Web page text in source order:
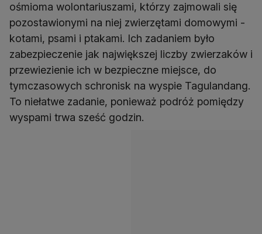
ośmioma wolontariuszami, którzy zajmowali się
pozostawionymi na niej zwierzętami domowymi -
kotami, psami i ptakami. Ich zadaniem było
zabezpieczenie jak największej liczby zwierzaków i
przewiezienie ich w bezpieczne miejsce, do
tymczasowych schronisk na wyspie Tagulandang.
To niełatwe zadanie, ponieważ podróż pomiędzy
wyspami trwa sześć godzin.